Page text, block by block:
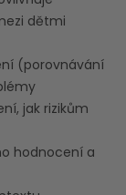
dětmi
(porovnávání
jak rizikům
hodnocení a